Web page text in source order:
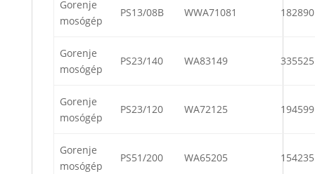
Gorenje
mosógép
PS13/08B WWA71081 182890
Gorenje
mosógép
PS23/140 WA83149 335525
Gorenje
mosógép
PS23/120 WA72125 194599
Gorenje
mosógép
PS51/200 WA65205 154235